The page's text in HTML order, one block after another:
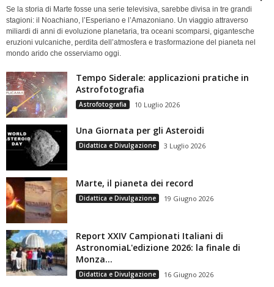
Se la storia di Marte fosse una serie televisiva, sarebbe divisa in tre grandi
stagioni: il Noachiano, l’Esperiano e l’Amazoniano. Un viaggio attraverso
miliardi di anni di evoluzione planetaria, tra oceani scomparsi, gigantesche
eruzioni vulcaniche, perdita dell’atmosfera e trasformazione del pianeta nel
mondo arido che osserviamo oggi.
Tempo Siderale: applicazioni pratiche in
Astrofotografia
Astrofotografia 10 Luglio 2026
Una Giornata per gli Asteroidi
Didattica e Divulgazione 3 Luglio 2026
Marte, il pianeta dei record
Didattica e Divulgazione 19 Giugno 2026
Report XXIV Campionati Italiani di
AstronomiaL'edizione 2026: la finale di
Monza...
Didattica e Divulgazione
16 Giugno 2026